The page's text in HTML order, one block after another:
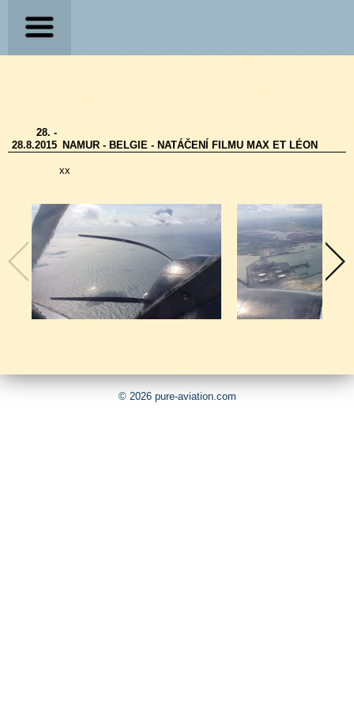
28. -
28.8.2015 NAMUR - BELGIE - NATÁČENÍ FILMU MAX ET LÉON
xx
© 2026 pure-aviation.com